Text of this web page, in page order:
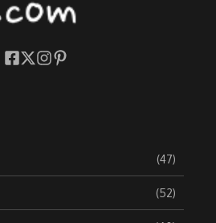
(47)
(52)